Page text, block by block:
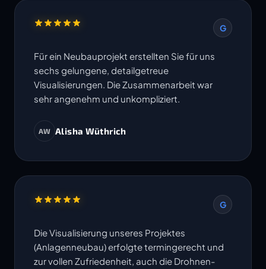
G
Für ein Neubauprojekt erstellten Sie für uns
sechs gelungene, detailgetreue
Visualisierungen. Die Zusammenarbeit war
sehr angenehm und unkompliziert.
AW Alisha Wüthrich
G
Die Visualisierung unseres Projektes
(Anlagenneubau) erfolgte termingerecht und
zur vollen Zufriedenheit, auch die Drohnen-